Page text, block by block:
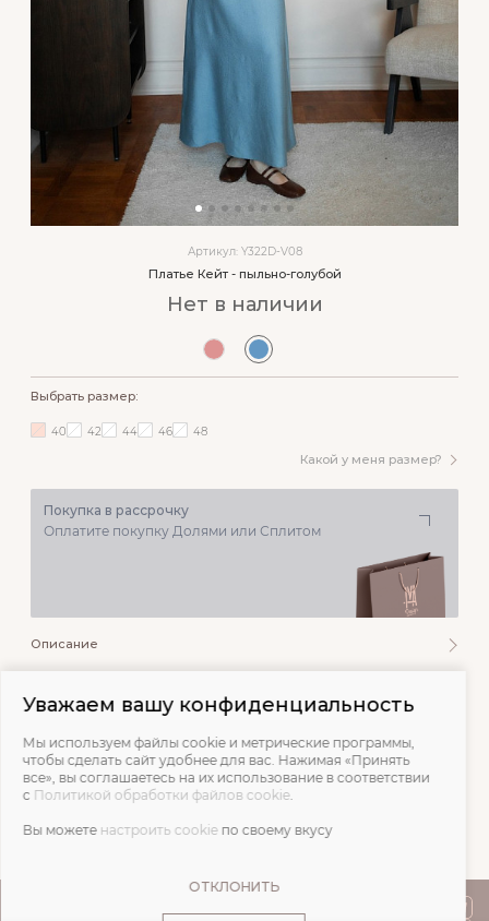
Артикул: Y322D-V08
Платье Кейт - пыльно-голубой
Нет в наличии
Выбрать размер:
Какой у меня размер?
40 42 44 46 48
Покупка в рассрочку
Оплатите покупку Долями или Сплитом
Описание
Состав и уход
Обмеры
Уважаем вашу конфиденциальность
Мы используем файлы cookie и метрические программы,
чтобы сделать сайт удобнее для вас. Нажимая «Принять
все», вы соглашаетесь на их использование в соответствии
с Политикой обработки файлов cookie.
Вы можете настроить cookie по своему вкусу
ОТКЛОНИТЬ